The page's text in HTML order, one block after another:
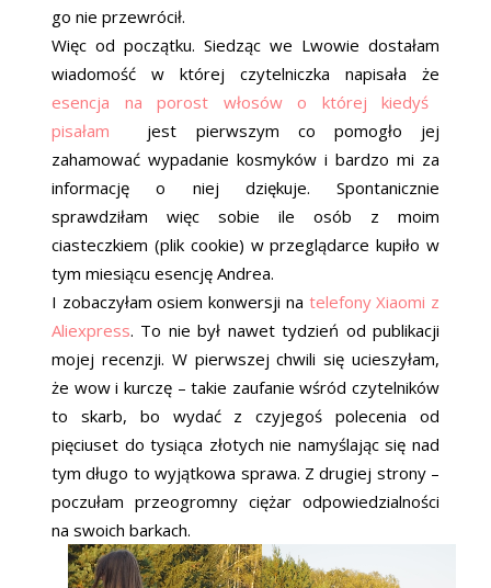
go nie przewrócił.
Więc od początku. Siedząc we Lwowie dostałam
wiadomość w której czytelniczka napisała że
esencja na porost włosów o której kiedyś
pisałam
jest pierwszym co pomogło jej
zahamować wypadanie kosmyków i bardzo mi za
informację o niej dziękuje. Spontanicznie
sprawdziłam więc sobie ile osób z moim
ciasteczkiem (plik cookie) w przeglądarce kupiło w
tym miesiącu esencję Andrea.
I zobaczyłam osiem konwersji na telefony Xiaomi z
Aliexpress. To nie był nawet tydzień od publikacji
mojej recenzji. W pierwszej chwili się ucieszyłam,
że wow i kurczę – takie zaufanie wśród czytelników
to skarb, bo wydać z czyjegoś polecenia od
pięciuset do tysiąca złotych nie namyślając się nad
tym długo to wyjątkowa sprawa. Z drugiej strony –
poczułam przeogromny ciężar odpowiedzialności
na swoich barkach.